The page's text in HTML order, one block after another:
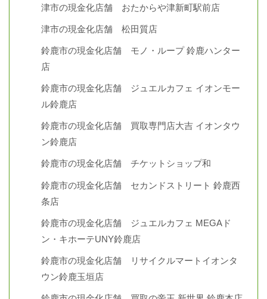
津市の現金化店舗 おたからや津新町駅前店
津市の現金化店舗 松田質店
鈴鹿市の現金化店舗 モノ・ループ 鈴鹿ハンター
店
鈴鹿市の現金化店舗 ジュエルカフェ イオンモー
ル鈴鹿店
鈴鹿市の現金化店舗 買取専門店大吉 イオンタウ
ン鈴鹿店
鈴鹿市の現金化店舗 チケットショップ和
鈴鹿市の現金化店舗 セカンドストリート 鈴鹿西
条店
鈴鹿市の現金化店舗 ジュエルカフェ MEGAド
ン・キホーテUNY鈴鹿店
鈴鹿市の現金化店舗 リサイクルマートイオンタ
ウン鈴鹿玉垣店